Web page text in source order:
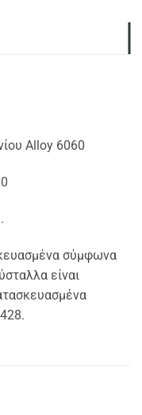
Alloy 6060
σύμφωνα
είναι